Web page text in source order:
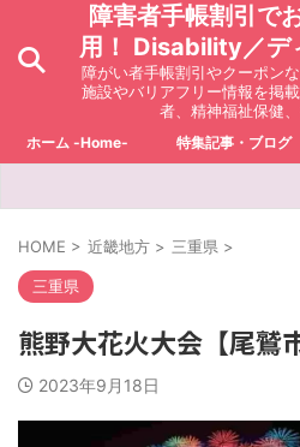
障害者手帳割引で
用！ Disability／デ
障がい者手帳割引やクーポン
施設やバリアフリー情報を掲
者、精神福祉保健、
ホーム -Home- 特集記事・ブログ
HOME > 近畿地方 > 三重県 >
三重県
熊野大花火大会【尾鷲
2023年9月18日